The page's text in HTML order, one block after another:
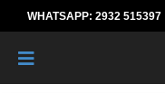
WHATSAPP: 2932 515397